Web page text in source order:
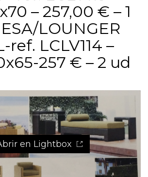
– 257,00 € – 1
LOUNGER
ref. LCLV114 –
257 € – 2 ud
en Lightbox